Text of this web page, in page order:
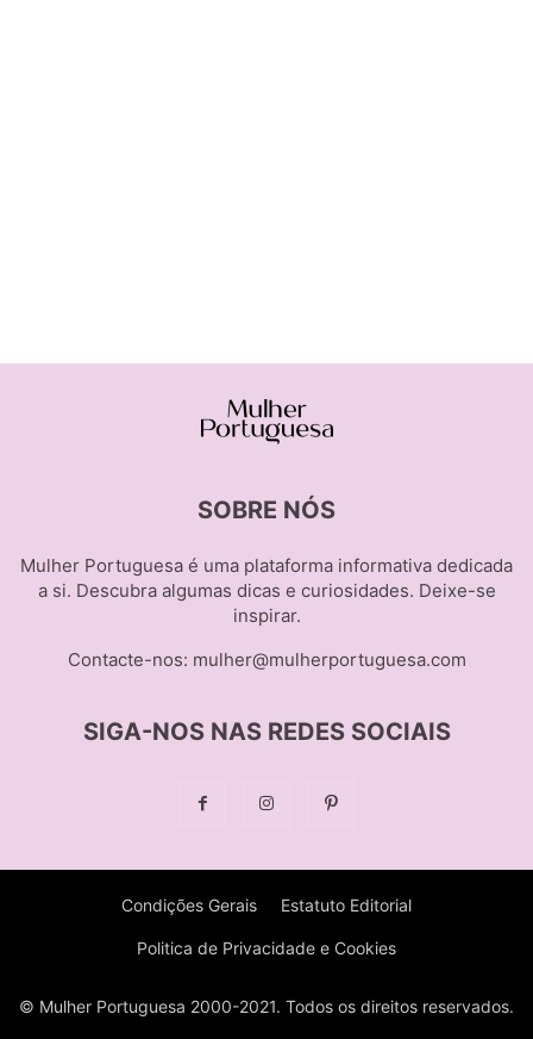
SOBRE NÓS
Mulher Portuguesa é uma plataforma informativa dedicada
a si. Descubra algumas dicas e curiosidades. Deixe-se
inspirar.
Contacte-nos: mulher@mulherportuguesa.com
SIGA-NOS NAS REDES SOCIAIS
Condições Gerais Estatuto Editorial
Politica de Privacidade e Cookies
© Mulher Portuguesa 2000-2021. Todos os direitos reservados.